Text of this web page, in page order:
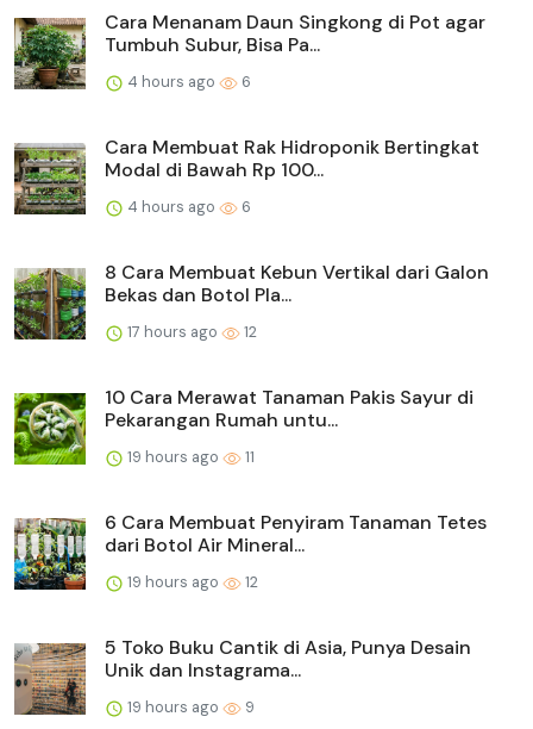
Cara Menanam Daun Singkong di Pot agar
Tumbuh Subur, Bisa Pa...
4 hours ago 6
Cara Membuat Rak Hidroponik Bertingkat
Modal di Bawah Rp 100...
4 hours ago 6
8 Cara Membuat Kebun Vertikal dari Galon
Bekas dan Botol Pla...
17 hours ago 12
10 Cara Merawat Tanaman Pakis Sayur di
Pekarangan Rumah untu...
19 hours ago 11
6 Cara Membuat Penyiram Tanaman Tetes
dari Botol Air Mineral...
19 hours ago 12
5 Toko Buku Cantik di Asia, Punya Desain
Unik dan Instagrama...
19 hours ago 9